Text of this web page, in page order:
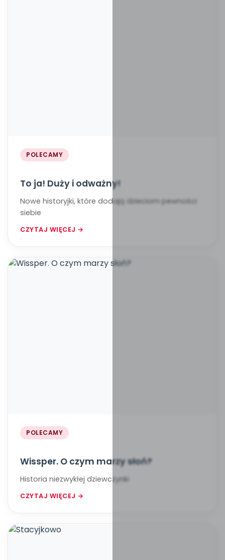
POLECAMY
To ja! Duży i odważny!
Nowe historyjki, które dodają dzieciom pewności
siebie
CZYTAJ WIĘCEJ →
POLECAMY
Wissper. O czym marzy słoń?
Historia niezwykłej dziewczynki
CZYTAJ WIĘCEJ →